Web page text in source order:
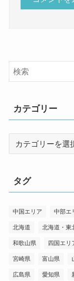
カテゴリー
ー
タグ
中国エリア 中部エ
北海道 北海道・東
和歌山県 四国エリ
宮崎県 富山県
広島県 愛知県